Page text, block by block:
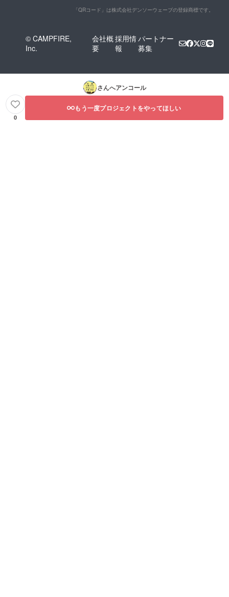
くカギと なること
がとうございました。
「地域仕事づくりチャ
レンジ大賞２０１２」
運営事務局スタッフ一
「QRコード」は株式会社デンソーウェーブの登録商標です。
© CAMPFIRE,
Inc.
会社概
要
採用情
報
パートナー
募集
さんへアンコール
0
もう一度プロジェクトをやってほしい